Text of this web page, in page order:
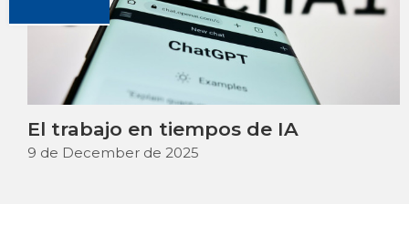
El trabajo en tiempos de IA
9 de December de 2025